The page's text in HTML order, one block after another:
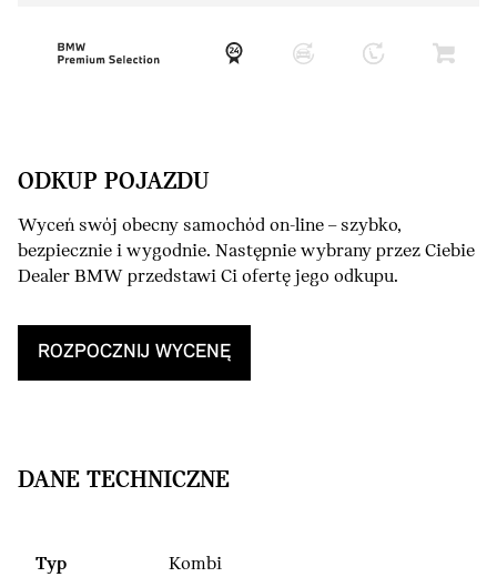
ODKUP POJAZDU
Wyceń swój obecny samochód on-line – szybko,
bezpiecznie i wygodnie. Następnie wybrany przez Ciebie
Dealer BMW przedstawi Ci ofertę jego odkupu.
ROZPOCZNIJ WYCENĘ
DANE TECHNICZNE
Typ
Kombi